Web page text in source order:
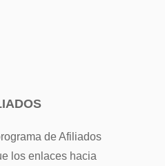
de Afiliados
los enlaces hacia